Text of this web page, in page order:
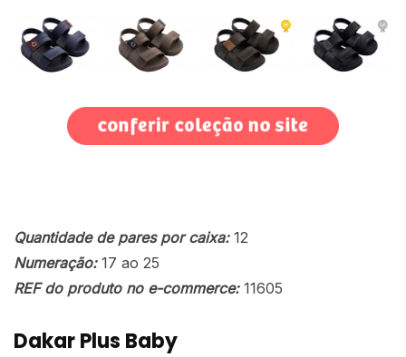
Quantidade de pares por caixa: 12
Numeração: 17 ao 25
REF do produto no e-commerce: 11605
Dakar Plus Baby